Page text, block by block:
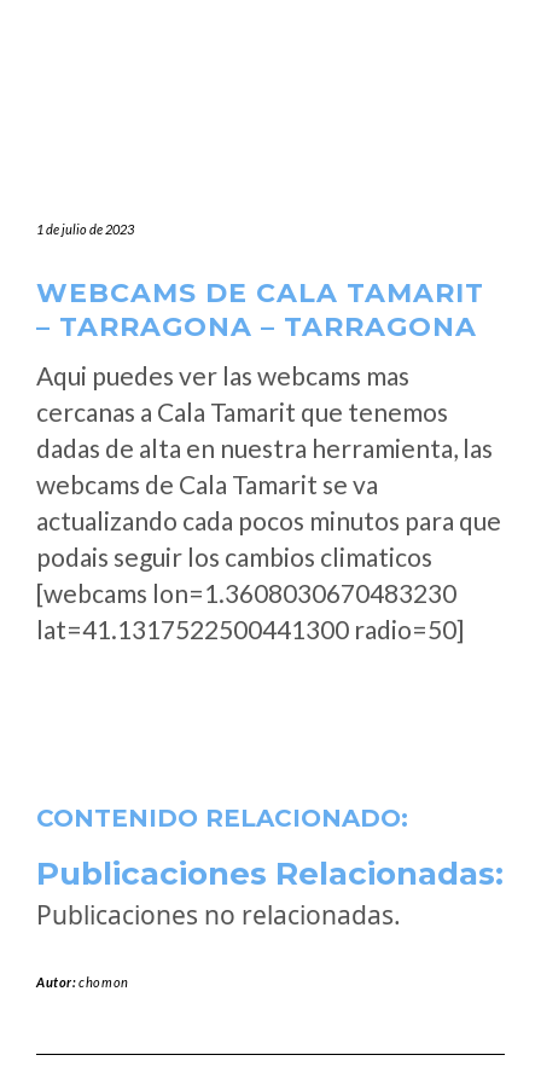
1 de julio de 2023
WEBCAMS DE CALA TAMARIT
– TARRAGONA – TARRAGONA
Aqui puedes ver las webcams mas
cercanas a Cala Tamarit que tenemos
dadas de alta en nuestra herramienta, las
webcams de Cala Tamarit se va
actualizando cada pocos minutos para que
podais seguir los cambios climaticos
[webcams lon=1.3608030670483230
lat=41.1317522500441300 radio=50]
CONTENIDO RELACIONADO:
Publicaciones Relacionadas:
Publicaciones no relacionadas.
Autor:chomon